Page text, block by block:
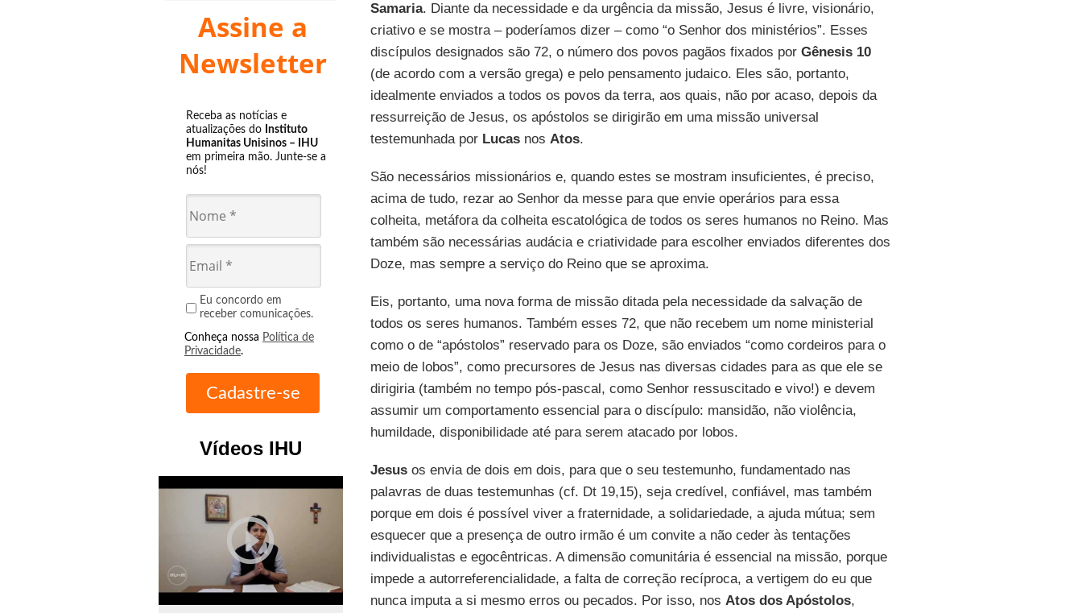
Assine a
Newsletter
Receba as notícias e
atualizações do Instituto
Humanitas Unisinos – IHU
em primeira mão. Junte-se a
nós!
Eu concordo em
receber comunicações.
Conheça nossa Política de
Privacidade.
Vídeos IHU
play_circle_outline
Samaria. Diante da necessidade e da urgência da missão, Jesus é livre, visionário,
criativo e se mostra – poderíamos dizer – como “o Senhor dos ministérios”. Esses
discípulos designados são 72, o número dos povos pagãos fixados por Gênesis 10
(de acordo com a versão grega) e pelo pensamento judaico. Eles são, portanto,
idealmente enviados a todos os povos da terra, aos quais, não por acaso, depois da
ressurreição de Jesus, os apóstolos se dirigirão em uma missão universal
testemunhada por Lucasnos Atos.
São necessários missionários e, quando estes se mostram insuficientes, é preciso,
acima de tudo, rezar ao Senhor da messe para que envie operários para essa
colheita, metáfora da colheita escatológica de todos os seres humanos no Reino. Mas
também são necessárias audácia e criatividade para escolher enviados diferentes dos
Doze, mas sempre a serviço do Reino que se aproxima.
Eis, portanto, uma nova forma de missão ditada pela necessidade da salvação de
todos os seres humanos. Também esses 72, que não recebem um nome ministerial
como o de “apóstolos” reservado para os Doze, são enviados “como cordeiros para o
meio de lobos”, como precursores de Jesus nas diversas cidades para as que ele se
dirigiria (também no tempo pós-pascal, como Senhor ressuscitado e vivo!) e devem
assumir um comportamento essencial para o discípulo: mansidão, não violência,
humildade, disponibilidade até para serem atacado por lobos.
Jesusos envia de dois em dois, para que o seu testemunho, fundamentado nas
palavras de duas testemunhas (cf. Dt 19,15), seja credível, confiável, mas também
porque em dois é possível viver a fraternidade, a solidariedade, a ajuda mútua; sem
esquecer que a presença de outro irmão é um convite a não ceder às tentações
individualistas e egocêntricas. A dimensão comunitária é essencial na missão, porque
impede a autorreferencialidade, a falta de correção recíproca, a vertigem do eu que
nunca imputa a si mesmo erros ou pecados. Por isso, nos Atos dos Apóstolos,